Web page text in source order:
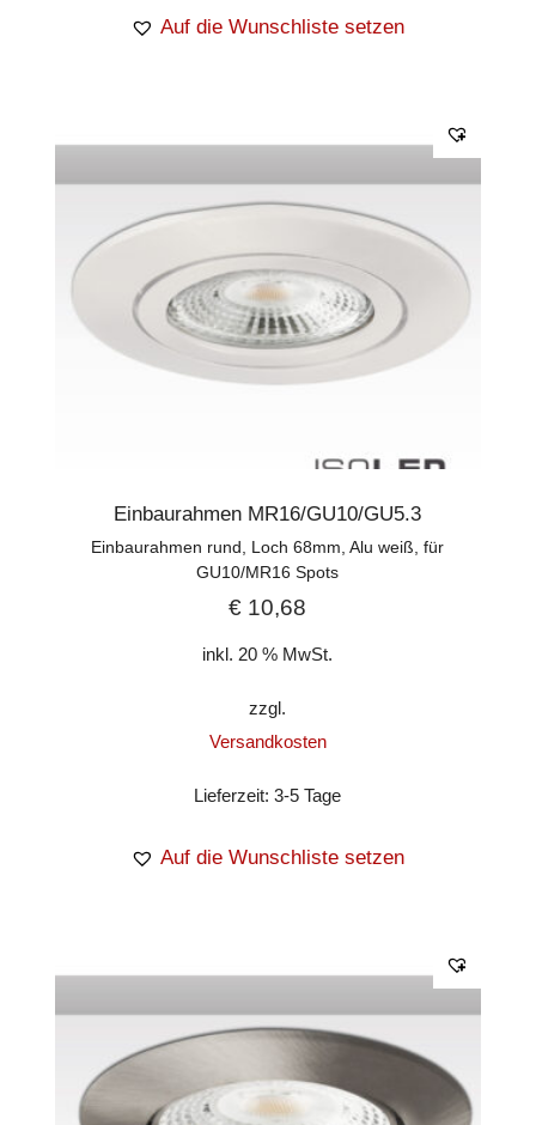
Auf die Wunschliste setzen
Einbaurahmen MR16/GU10/GU5.3
Einbaurahmen rund, Loch 68mm, Alu weiß, für
GU10/MR16 Spots
€ 10,68
inkl. 20 % MwSt.
zzgl.
Versandkosten
Lieferzeit:3-5 Tage
Auf die Wunschliste setzen